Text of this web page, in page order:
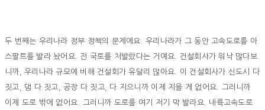
두 번째는 우리나라 정부 정책의 문제에요. 우리나라가 그 동안 고속도로를 아
스팔트를 발라 놨어요. 전 국토를 처발랐다는 거예요. 건설회사가 워낙 많다보
니까, 우리나라 규모에 비해 건설회가 유달리 많아요. 이 건설회사가 신도시 다
짓고, 댐 다 짓고, 공장 다 짓고, 다 지으니까 이제 지을 게 없어요. 그러니까
이제 도로 밖에 없어요. 그러니까 도로를 여기 저기 막 발라요. 내륙고속도로